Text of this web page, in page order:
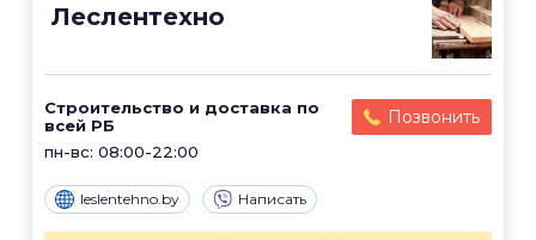
Леслентехно
Строительство и доставка по
всей РБ
пн-вс: 08:00-22:00
Позвонить
leslentehno.by Написать